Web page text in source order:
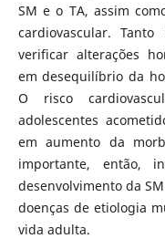
SM e o TA, assim
cardiovascular.
verificar alterações
em desequilíbrio da
O risco
adolescentes
em aumento da
importante, então,
desenvolvimento da
doenças de etiologia
vida adulta.